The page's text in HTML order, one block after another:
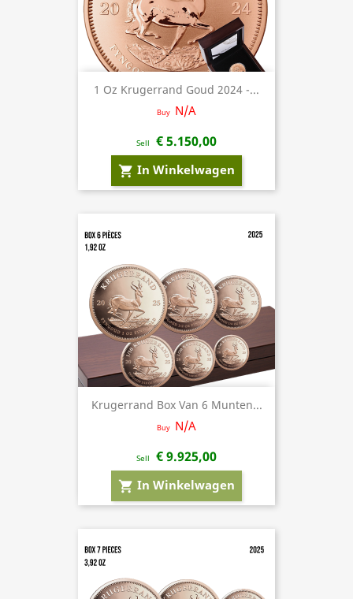
1 Oz Krugerrand Goud 2024 -...
Buy N/A
Sell € 5.150,00
shopping_cart In Winkelwagen
Krugerrand Box Van 6 Munten...
Buy N/A
Sell € 9.925,00
shopping_cart In Winkelwagen